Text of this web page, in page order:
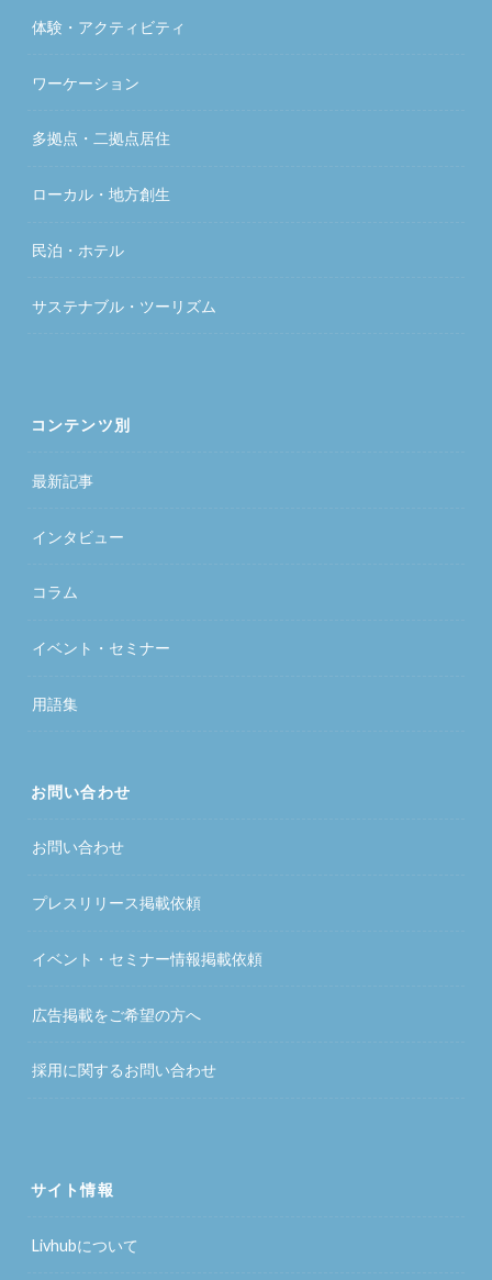
体験・アクティビティ
ワーケーション
多拠点・二拠点居住
ローカル・地方創生
民泊・ホテル
サステナブル・ツーリズム
コンテンツ別
最新記事
インタビュー
コラム
イベント・セミナー
用語集
お問い合わせ
お問い合わせ
プレスリリース掲載依頼
イベント・セミナー情報掲載依頼
広告掲載をご希望の方へ
採用に関するお問い合わせ
サイト情報
Livhubについて